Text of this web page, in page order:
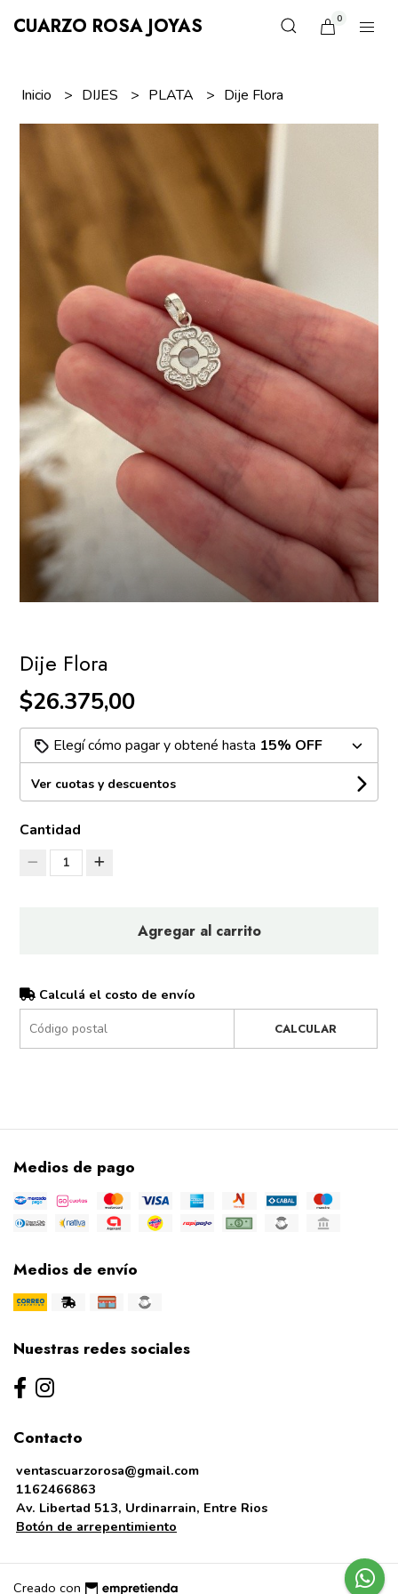
CUARZO ROSA JOYAS 0
Inicio DIJES PLATA Dije Flora
Dije Flora
$26.375,00
Elegí cómo pagar y obtené hasta 15% OFF
Ver cuotas y descuentos
Cantidad
1
Agregar al carrito
Calculá el costo de envío
CALCULAR
Medios de pago
Medios de envío
Nuestras redes sociales
Contacto
ventascuarzorosa@gmail.com
1162466863
Av. Libertad 513, Urdinarrain, Entre Rios
Botón de arrepentimiento
Creado con